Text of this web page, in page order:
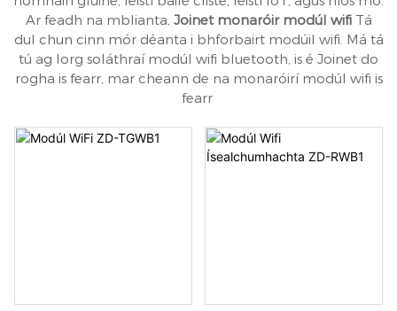
Ar feadh na mblianta, Joinet monaróir modúl wifi Tá
dul chun cinn mór déanta i bhforbairt modúil wifi. Má tá
tú ag lorg soláthraí modúl wifi bluetooth, is é Joinet do
rogha is fearr, mar cheann de na monaróirí modúl wifi is
fearr